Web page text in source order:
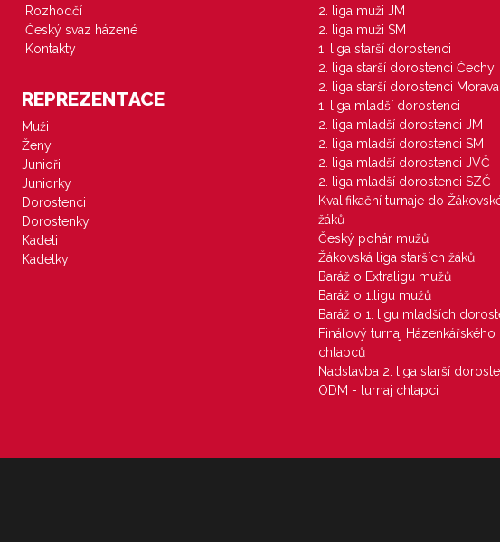
Rozhodčí
Český svaz házené
Kontakty
REPREZENTACE
Muži
Ženy
Junioři
Juniorky
Dorostenci
Dorostenky
Kadeti
Kadetky
2. liga muži JM
2. liga muži SM
1. liga starší dorostenci
2. liga starší dorostenci Čechy
2. liga starší dorostenci Morava
1. liga mladší dorostenci
2. liga mladší dorostenci JM
2. liga mladší dorostenci SM
2. liga mladší dorostenci JVČ
2. liga mladší dorostenci SZČ
Kvalifikační turnaje do
žáků
Český pohár mužů
Žákovská liga starších žáků
Baráž o Extraligu mužů
Baráž o 1.ligu mužů
Baráž o 1. ligu mladších
Finálový turnaj
chlapců
Nadstavba 2. liga starší
ODM - turnaj chlapci